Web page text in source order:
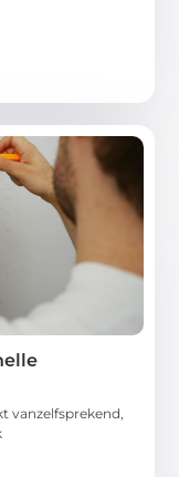
vanzelfsprekend,